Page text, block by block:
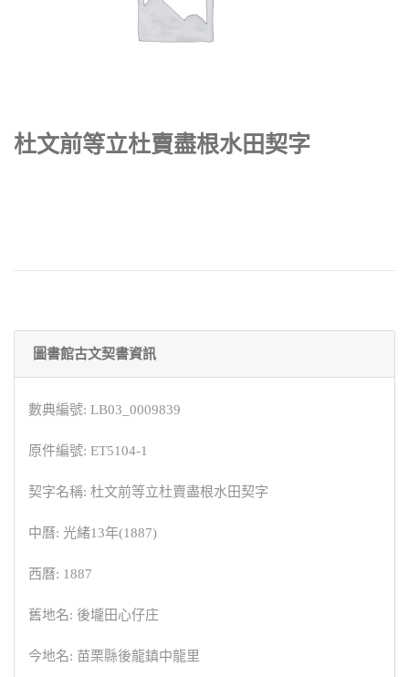
杜文前等立杜賣盡根水田契字
圖書館古文契書資訊
數典編號: LB03_0009839
原件編號: ET5104-1
契字名稱: 杜文前等立杜賣盡根水田契字
中曆: 光緒13年(1887)
西曆: 1887
舊地名: 後壠田心仔庄
今地名: 苗栗縣後龍鎮中龍里